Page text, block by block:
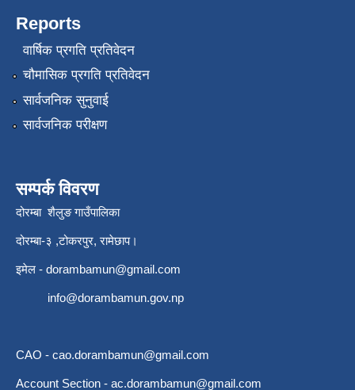
Reports
वार्षिक प्रगति प्रतिवेदन
चौमासिक प्रगति प्रतिवेदन
सार्वजनिक सुनुवाई
सार्वजनिक परीक्षण
सम्पर्क विवरण
दोरम्बा शैलुङ गाउँपालिका
दोरम्बा-३ ,टोकरपुर, रामेछाप।
इमेल - dorambamun@gmail.com
info@dorambamun.gov.np
CAO - cao.dorambamun@gmail.com
Account Section - ac.dorambamun@gmail.com